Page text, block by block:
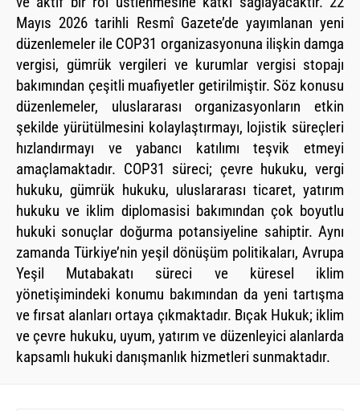
Mayıs 2026 tarihli Resmî Gazete’de yayımlanan yeni
düzenlemeler ile COP31 organizasyonuna ilişkin damga
vergisi, gümrük vergileri ve kurumlar vergisi stopajı
bakımından çeşitli muafiyetler getirilmiştir. Söz konusu
düzenlemeler, uluslararası organizasyonların etkin
şekilde yürütülmesini kolaylaştırmayı, lojistik süreçleri
hızlandırmayı ve yabancı katılımı teşvik etmeyi
amaçlamaktadır. COP31 süreci; çevre hukuku, vergi
hukuku, gümrük hukuku, uluslararası ticaret, yatırım
hukuku ve iklim diplomasisi bakımından çok boyutlu
hukuki sonuçlar doğurma potansiyeline sahiptir. Aynı
zamanda Türkiye’nin yeşil dönüşüm politikaları, Avrupa
Yeşil Mutabakatı süreci ve küresel iklim
yönetişimindeki konumu bakımından da yeni tartışma
ve fırsat alanları ortaya çıkmaktadır. Bıçak Hukuk; iklim
ve çevre hukuku, uyum, yatırım ve düzenleyici alanlarda
kapsamlı hukuki danışmanlık hizmetleri sunmaktadır.